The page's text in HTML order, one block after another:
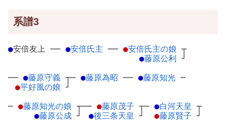
系譜3
●安倍友上 ── ●安倍氏主 ── ●安倍氏主の娘 ┬
●藤原公利 ┘
── ●藤原守義 ┬
●平好風の娘 ┘
─ ●藤原為昭 ── ●藤原知光 ─
─ ●藤原知光の娘 ┬
●藤原公成 ┘
── ●藤原茂子 ┬
●後三条天皇 ┘
─ ●白河天皇 ┬
●藤原賢子 ┘